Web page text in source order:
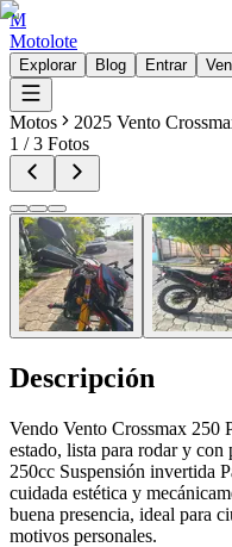
M
Motolote
Explorar Blog Entrar
Motos
2025 Vento
1 /3 Fotos
Descripción
Vendo Vento Crossmax 250
estado, lista para rodar y
250cc Suspensión invertida
cuidada estética y
buena presencia, ideal para
motivos personales.